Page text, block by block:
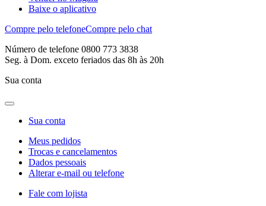
Baixe o aplicativo
Compre pelo telefoneCompre pelo chat
Número de telefone 0800 773 3838
Seg. à Dom. exceto feriados das 8h às 20h
Sua conta
Sua conta
Meus pedidos
Trocas e cancelamentos
Dados pessoais
Alterar e-mail ou telefone
Fale com lojista